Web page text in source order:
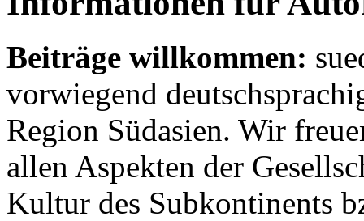
Beiträge willkommen:
vorwiegend
Region Südasien. Wir
allen Aspekten der
Kultur des Subkontinents